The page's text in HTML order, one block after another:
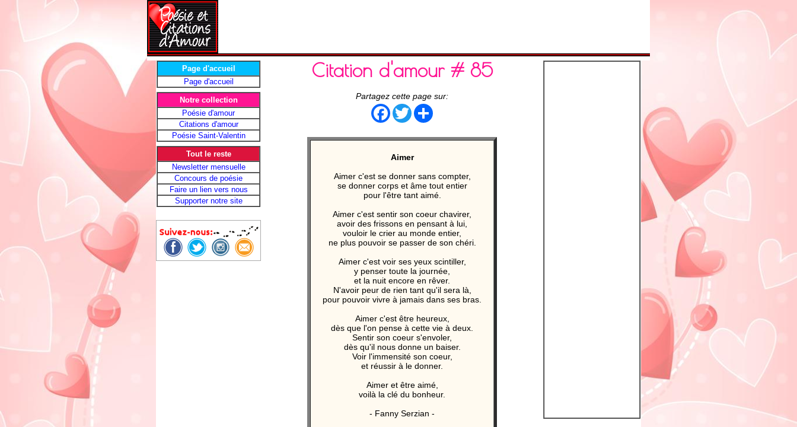
Page d'accueil
Page d'accueil
Notre collection
Poésie d'amour
Citations d'amour
Poésie Saint-Valentin
Tout le reste
Newsletter mensuelle
Concours de poésie
Faire un lien vers nous
Supporter notre site
Citation d'amour # 85
Partagez cette page sur:
FacebookTwitter
Aimer
Aimer c'est se donner sans compter,
se donner corps et âme tout entier
pour l'être tant aimé.
Aimer c'est sentir son coeur chavirer,
avoir des frissons en pensant à lui,
vouloir le crier au monde entier,
ne plus pouvoir se passer de son chéri.
Aimer c'est voir ses yeux scintiller,
y penser toute la journée,
et la nuit encore en rêver.
N'avoir peur de rien tant qu'il sera là,
pour pouvoir vivre à jamais dans ses bras.
Aimer c'est être heureux,
dès que l'on pense à cette vie à deux.
Sentir son coeur s'envoler,
dès qu'il nous donne un baiser.
Voir l'immensité son coeur,
et réussir à le donner.
Aimer et être aimé,
voilà la clé du bonheur.
- Fanny Serzian -